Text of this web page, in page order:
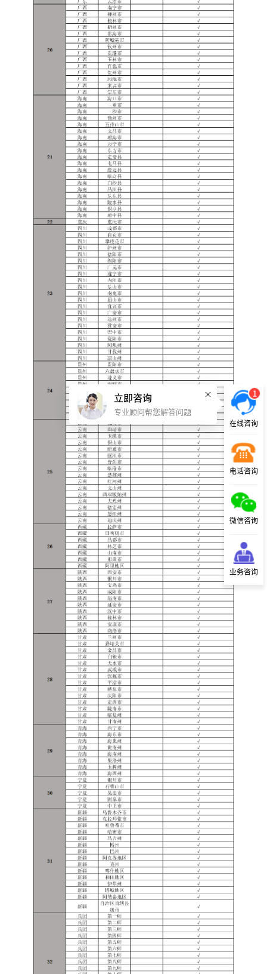
1
在线咨询
电话咨询
微信咨询
业务咨询
立即咨询
专业顾问帮您解答问题